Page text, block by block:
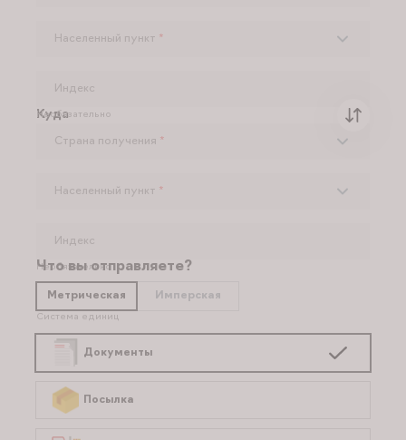
Населенный пункт *
Индекс
Необязательно
Куда
Страна получения *
Населенный пункт *
Индекс
Необязательно
Что вы отправляете?
Метрическая Имперская
Система единиц
Документы
Посылка